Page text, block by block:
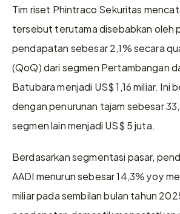
Tim riset Phintraco Sekuritas
tersebut terutama disebabkan oleh
pendapatan sebesar 2,1% secara
(QoQ) dari segmen Pertambangan
Batubara menjadi US$ 1,16 miliar. Ini
dengan penurunan tajam sebesar
segmen lain menjadi US$ 5 juta.
Berdasarkan segmentasi pasar,
AADI menurun sebesar 14,3% yoy
miliar pada sembilan bulan tahun